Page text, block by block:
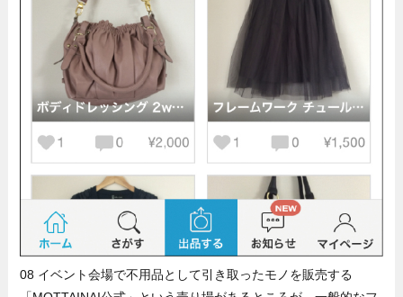
08 イベント会場で不用品として引き取ったモノを販売する